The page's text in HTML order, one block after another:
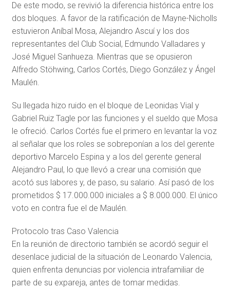
De este modo, se revivió la diferencia histórica entre los
dos bloques. A favor de la ratificación de Mayne-Nicholls
estuvieron Aníbal Mosa, Alejandro Ascuí y los dos
representantes del Club Social, Edmundo Valladares y
José Miguel Sanhueza. Mientras que se opusieron
Alfredo Stöhwing, Carlos Cortés, Diego González y Ángel
Maulén.
Su llegada hizo ruido en el bloque de Leonidas Vial y
Gabriel Ruiz Tagle por las funciones y el sueldo que Mosa
le ofreció. Carlos Cortés fue el primero en levantar la voz
al señalar que los roles se sobreponían a los del gerente
deportivo Marcelo Espina y a los del gerente general
Alejandro Paul, lo que llevó a crear una comisión que
acotó sus labores y, de paso, su salario. Así pasó de los
prometidos $ 17.000.000 iniciales a $ 8.000.000. El único
voto en contra fue el de Maulén.
Protocolo tras Caso Valencia
En la reunión de directorio también se acordó seguir el
desenlace judicial de la situación de Leonardo Valencia,
quien enfrenta denuncias por violencia intrafamiliar de
parte de su expareja, antes de tomar medidas.